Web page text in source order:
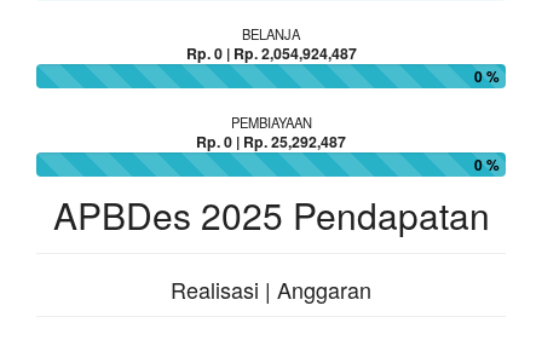
BELANJA
Rp. 0 | Rp. 2,054,924,487
0 %
PEMBIAYAAN
Rp. 0 | Rp. 25,292,487
0 %
APBDes 2025 Pendapatan
Realisasi | Anggaran